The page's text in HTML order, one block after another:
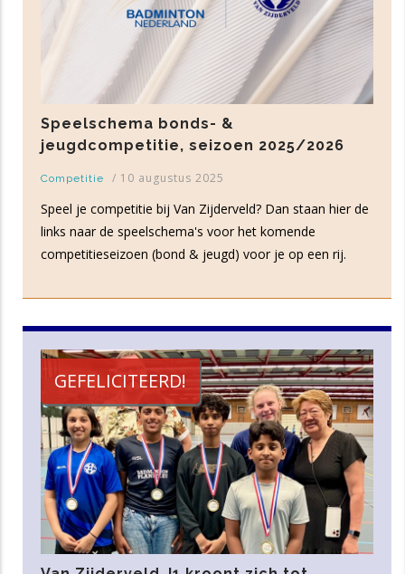
Speelschema bonds- &
jeugdcompetitie, seizoen 2025/2026
Competitie / 10 augustus 2025
Speel je competitie bij Van Zijderveld? Dan staan hier de
links naar de speelschema's voor het komende
competitieseizoen (bond & jeugd) voor je op een rij.
GEFELICITEERD!